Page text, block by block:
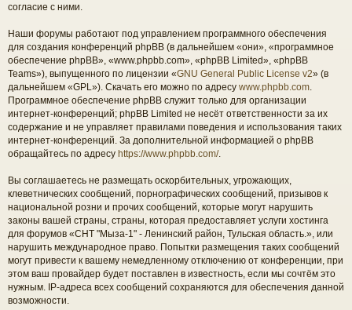
согласие с ними.
Наши форумы работают под управлением программного обеспечения
для создания конференций phpBB (в дальнейшем «они», «программное
обеспечение phpBB», «www.phpbb.com», «phpBB Limited», «phpBB
Teams»), выпущенного по лицензии «GNU General Public License v2» (в
дальнейшем «GPL»). Скачать его можно по адресу www.phpbb.com
Программное обеспечение phpBB служит только для организации
интернет-конференций; phpBB Limited не несёт ответственности за их
содержание и не управляет правилами поведения и использования таких
интернет-конференций. За дополнительной информацией о phpBB
обращайтесь по адресу https://www.phpbb.com/.
Вы соглашаетесь не размещать оскорбительных, угрожающих,
клеветнических сообщений, порнографических сообщений, призывов к
национальной розни и прочих сообщений, которые могут нарушить
законы вашей страны, страны, которая предоставляет услуги хостинга
для форумов «СНТ "Мыза-1" - Ленинский район, Тульская область.», или
нарушить международное право. Попытки размещения таких сообщений
могут привести к вашему немедленному отключению от конференции, при
этом ваш провайдер будет поставлен в известность, если мы сочтём это
нужным. IP-адреса всех сообщений сохраняются для обеспечения данной
возможности.